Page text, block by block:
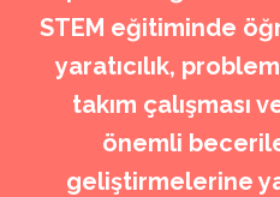
STEM eğitiminde
yaratıcılık,
takım çalışması
önemli
geliştirmelerine